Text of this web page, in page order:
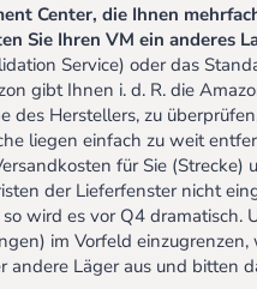
Center, die Ihnen
Sie Ihren VM ein anderes
Service) oder das
gibt Ihnen i. d. R. die
des Herstellers, zu
liegen einfach zu weit
für Sie (Strecke)
der Lieferfenster nicht
wird es vor Q4 dramatisch.
im Vorfeld
Läger aus und bitten